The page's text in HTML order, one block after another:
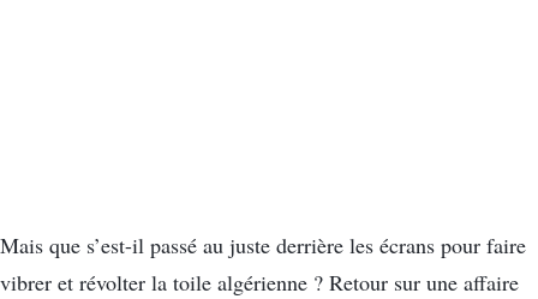
Mais que s’est-il passé au juste derrière les écrans pour faire
vibrer et révolter la toile algérienne ? Retour sur une affaire